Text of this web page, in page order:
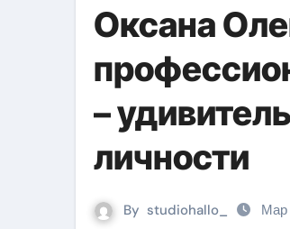
Оксана
–
личности
By studiohallo_ Мар